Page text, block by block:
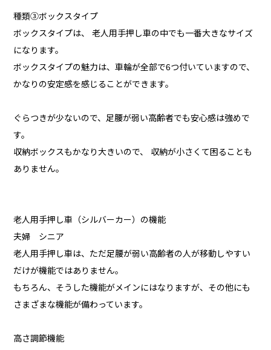
種類③ボックスタイプ
ボックスタイプは、 老人用手押し車の中でも一番大きなサイズ
になります。
ボックスタイプの魅力は、車輪が全部で6つ付いていますので、
かなりの安定感を感じることができます。
ぐらつきが少ないので、足腰が弱い高齢者でも安心感は強めで
す。
収納ボックスもかなり大きいので、 収納が小さくて困ることも
ありません。
老人用手押し車（シルバーカー）の機能
夫婦 シニア
老人用手押し車は、ただ足腰が弱い高齢者の人が移動しやすい
だけが機能ではありません。
もちろん、そうした機能がメインにはなりますが、その他にも
さまざまな機能が備わっています。
高さ調節機能